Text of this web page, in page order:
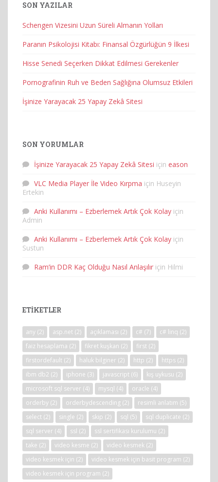
SON YAZILAR
Schengen Vizesini Uzun Süreli Almanın Yolları
Paranın Psikolojisi Kitabı: Finansal Özgürlüğün 9 İlkesi
Hisse Senedi Seçerken Dikkat Edilmesi Gerekenler
Pornografinin Ruh ve Beden Sağlığına Olumsuz Etkileri
İşinize Yarayacak 25 Yapay Zekâ Sitesi
SON YORUMLAR
İşinize Yarayacak 25 Yapay Zekâ Sitesi için eason
VLC Media Player İle Video Kırpma için Huseyin
Ertekin
Anki Kullanımı – Ezberlemek Artık Çok Kolay için
Admin
Anki Kullanımı – Ezberlemek Artık Çok Kolay için
Sustun
Ram’in DDR Kaç Olduğu Nasıl Anlaşılır için Hilmi
ETIKETLER
any (2) asp.net (2) açıklaması (2) c# (7) c# linq (2)
faiz hesaplama (2) fikret kuşkan (2) first (2)
firstordefault (2) haluk bilginer (2) http (2) https (2)
ibm db2 (2) iphone (3) javascript (6) kış uykusu (2)
microsoft sql server (4) mysql (4) oracle (4)
orderby (2) orderbydescending (2) resimli anlatım (5)
select (2) single (2) skip (2) sql (5) sql duplicate (2)
sql server (4) ssl (2) ssl sertifikası kurulumu (2)
take (2) video kesme (2) video kesmek (2)
video kesmek için (2) video kesmek için basit program (2)
video kesmek için program (2)